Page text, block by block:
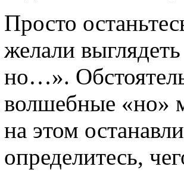
Просто
желали
но…».
волшебные «но»
на этом
определитесь,